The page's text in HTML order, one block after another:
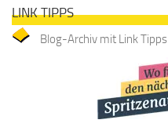
LINK TIPPS
Blog-Archiv mit Link Tipps